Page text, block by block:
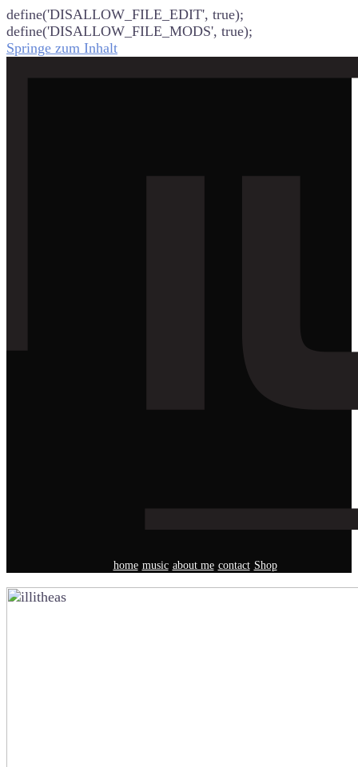
define('DISALLOW_FILE_EDIT', true);
define('DISALLOW_FILE_MODS', true);
Springe zum Inhalt
home music about me contact Shop